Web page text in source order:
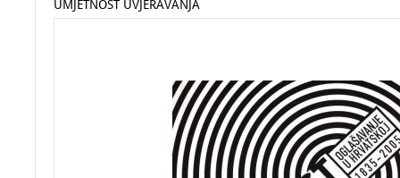
UMJETNOST UVJERAVANJA